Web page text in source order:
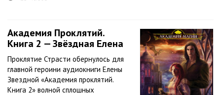
Академия Проклятий.
Книга 2 — Звёздная Елена
Проклятие Страсти обернулось для
главной героини аудиокниги Елены
Звездной «Академия проклятий.
Книга 2» волной сплошных